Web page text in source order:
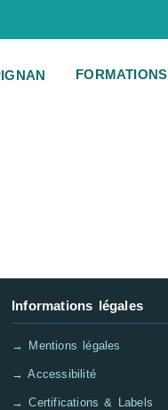
FORMATIONS
Informations légales
→ Mentions légales
→ Accessibilité
→ Certifications & Labels